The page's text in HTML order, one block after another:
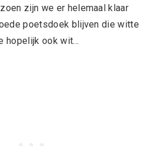
zijn we er helemaal klaar
poetsdoek blijven die witte
hopelijk ook wit…